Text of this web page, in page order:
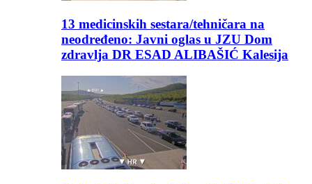
13 medicinskih sestara/tehničara na
neodređeno: Javni oglas u JZU Dom
zdravlja DR ESAD ALIBAŠIĆ Kalesija